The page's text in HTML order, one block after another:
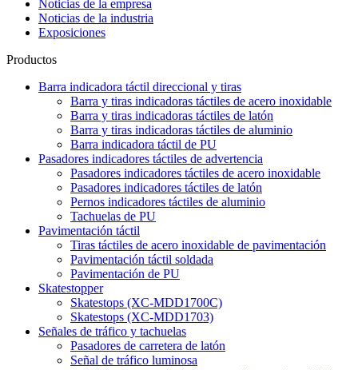
Noticias de la empresa
Noticias de la industria
Exposiciones
Productos
Barra indicadora táctil direccional y tiras
Barra y tiras indicadoras táctiles de acero inoxidable
Barra y tiras indicadoras táctiles de latón
Barra y tiras indicadoras táctiles de aluminio
Barra indicadora táctil de PU
Pasadores indicadores táctiles de advertencia
Pasadores indicadores táctiles de acero inoxidable
Pasadores indicadores táctiles de latón
Pernos indicadores táctiles de aluminio
Tachuelas de PU
Pavimentación táctil
Tiras táctiles de acero inoxidable de pavimentación
Pavimentación táctil soldada
Pavimentación de PU
Skatestopper
Skatestops (XC-MDD1700C)
Skatestops (XC-MDD1703)
Señales de tráfico y tachuelas
Pasadores de carretera de latón
Señal de tráfico luminosa